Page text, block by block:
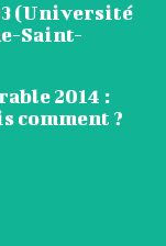
(Université
Saint-
2014 :
comment ?